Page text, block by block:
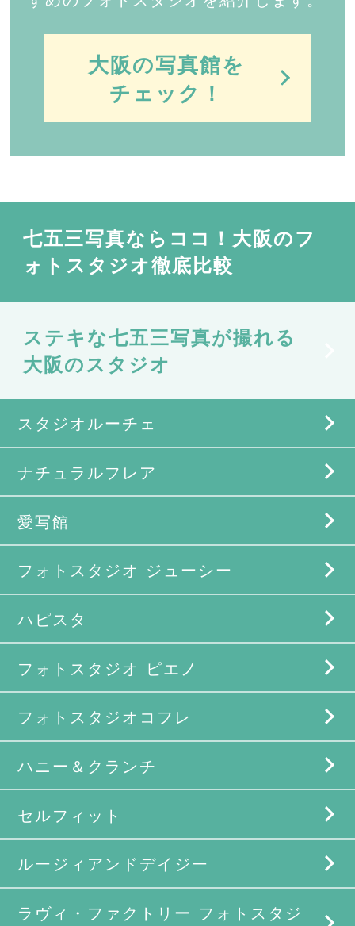
大阪の写真館を
チェック！
七五三写真ならココ！大阪のフ
ォトスタジオ徹底比較
ステキな七五三写真が撮れる
大阪のスタジオ
スタジオルーチェ
ナチュラルフレア
愛写館
フォトスタジオ ジューシー
ハピスタ
フォトスタジオ ピエノ
フォトスタジオコフレ
ハニー＆クランチ
セルフィット
ルージィアンドデイジー
ラヴィ・ファクトリー フォトスタジ